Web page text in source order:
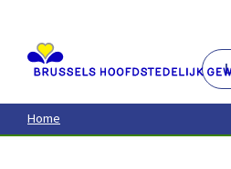
contenu
principal
Home